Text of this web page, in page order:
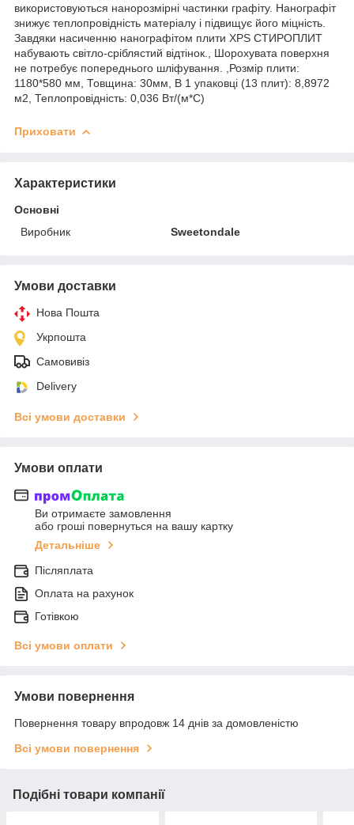
використовуються нанорозмірні частинки графіту. Нанографіт
знижує теплопровідність матеріалу і підвищує його міцність.
Завдяки насиченню нанографітом плити XPS СТИРОПЛИТ
набувають світло-сріблястий відтінок., Шорохувата поверхня
не потребує попереднього шліфування. ,Розмір плити:
1180*580 мм, Товщина: 30мм, В 1 упаковці (13 плит): 8,8972
м2, Теплопровідність: 0,036 Вт/(м*С)
Приховати
Характеристики
Основні
Виробник
Sweetondale
Умови доставки
Нова Пошта
Укрпошта
Самовивіз
Delivery
Всі умови доставки
Умови оплати
Ви отримаєте замовлення
або гроші повернуться на вашу картку
Детальніше
Післяплата
Оплата на рахунок
Готівкою
Всі умови оплати
Умови повернення
Повернення товару впродовж 14 днів за домовленістю
Всі умови повернення
Подібні товари компанії